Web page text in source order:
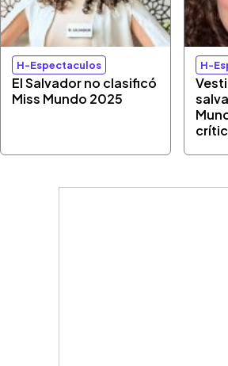
H-Espectaculos
El Salvador no clasificó
Miss Mundo 2025
H-